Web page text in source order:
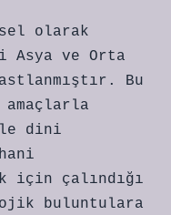
olarak
ve Orta
Bu
dini
için çalındığı
buluntulara